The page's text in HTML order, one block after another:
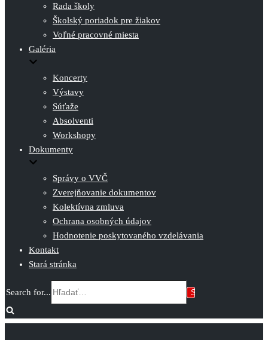
Rada školy
Školský poriadok pre žiakov
Voľné pracovné miesta
Galéria
Koncerty
Výstavy
Súťaže
Absolventi
Workshopy
Dokumenty
Správy o VVČ
Zverejňovanie dokumentov
Kolektívna zmluva
Ochrana osobných údajov
Hodnotenie poskytovaného vzdelávania
Kontakt
Stará stránka
Search for...